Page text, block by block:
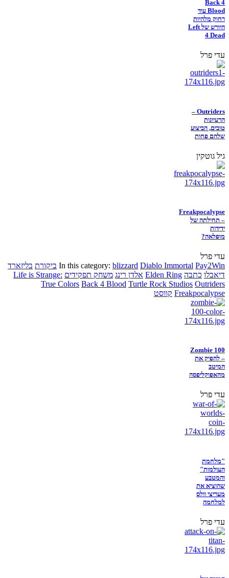
Back 4
Blood עוד
רחוק מלהיות
היורש של Left
4 Dead
עדי פרל
Outriders –
הרעיונות
טובים, הביצוע
שלהם פחות
גיל גוטקין
Freakpocalypse
– תחילתה של
ידידות
מופלאה?
עדי פרל
In this category: blizzard Diablo Immortal Pay2Win ביקורת בליזארד
דיאבלו כתבה Elden Ring אלדן רינג משחק תפקידים Life is Strange:
True Colors Back 4 Blood Turtle Rock Studios Outriders
Freakpocalypse קווסט
Zombie 100
– להפיק את
המיטב
מהאפוקליפסה
עדי פרל
"מלחמת
העולמות"
והמטבע
שהוציא את
מעריצי וולס
למלחמה
עדי פרל